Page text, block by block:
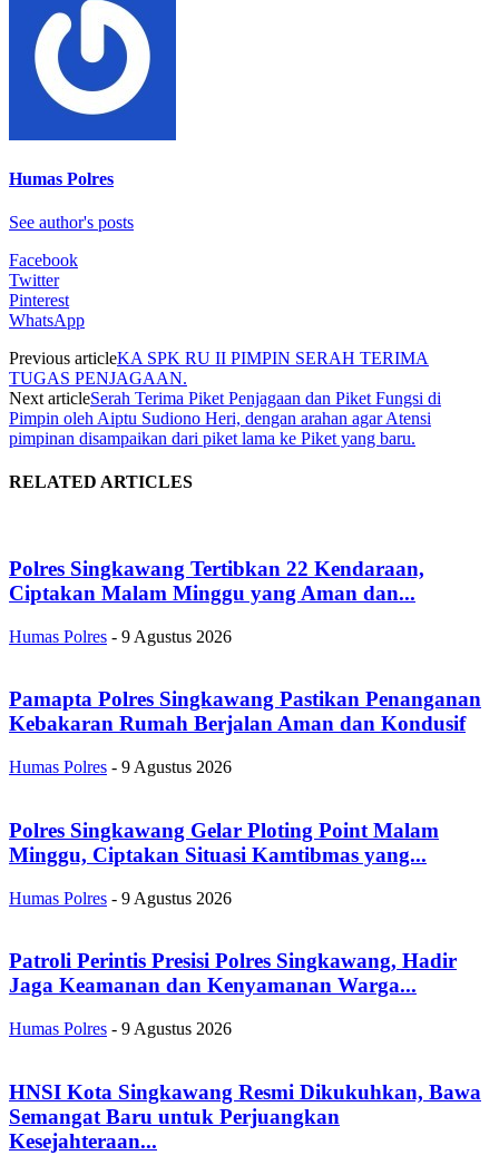
Humas Polres
See author's posts
Facebook
Twitter
Pinterest
WhatsApp
Previous articleKA SPK RU II PIMPIN SERAH TERIMA
TUGAS PENJAGAAN.
Next articleSerah Terima Piket Penjagaan dan Piket Fungsi di
Pimpin oleh Aiptu Sudiono Heri, dengan arahan agar Atensi
pimpinan disampaikan dari piket lama ke Piket yang baru.
RELATED ARTICLES
Polres Singkawang Tertibkan 22 Kendaraan,
Ciptakan Malam Minggu yang Aman dan...
Humas Polres - 9 Agustus 2026
Pamapta Polres Singkawang Pastikan Penanganan
Kebakaran Rumah Berjalan Aman dan Kondusif
Humas Polres - 9 Agustus 2026
Polres Singkawang Gelar Ploting Point Malam
Minggu, Ciptakan Situasi Kamtibmas yang...
Humas Polres - 9 Agustus 2026
Patroli Perintis Presisi Polres Singkawang, Hadir
Jaga Keamanan dan Kenyamanan Warga...
Humas Polres - 9 Agustus 2026
HNSI Kota Singkawang Resmi Dikukuhkan, Bawa
Semangat Baru untuk Perjuangkan
Kesejahteraan...